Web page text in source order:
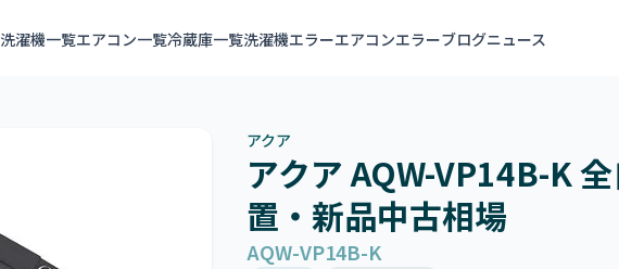
洗濯機一覧エアコン一覧冷蔵庫一覧洗濯機エラーエアコンエラーブログニュース
アクア
アクア AQW-VP14B-K
置・新品中古相場
AQW-VP14B-K